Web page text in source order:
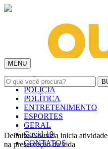
MENU
INÍCIO
POLÍCIA
POLÍTICA
ENTRETENIMENTO
ESPORTES
GERAL
Covid-19
CONTATOS
Delmiro Gouveia inicia
na preservação da vida